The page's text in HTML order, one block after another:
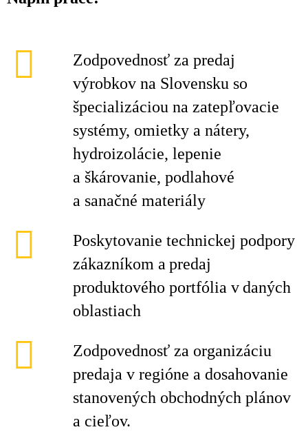
Zodpovednosť za predaj
výrobkov na Slovensku so
špecializáciou na zatepľovacie
systémy, omietky a nátery,
hydroizolácie, lepenie
a škárovanie, podlahové
a sanačné materiály
Poskytovanie technickej podpory
zákazníkom a predaj
produktového portfólia v daných
oblastiach
Zodpovednosť za organizáciu
predaja v regióne a dosahovanie
stanovených obchodných plánov
a cieľov.